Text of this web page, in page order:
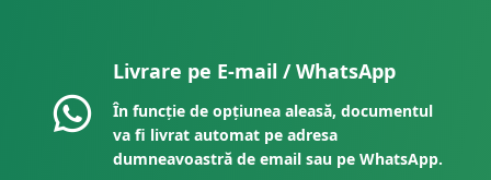
Livrare pe E-mail / WhatsApp
În funcție de opțiunea aleasă, documentul
va fi livrat automat pe adresa
dumneavoastră de email sau pe WhatsApp.